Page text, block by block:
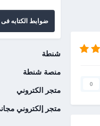
0
ضوابط الكتابه فى
شنطة
منصة شنطة
متجر الكتروني
متجر إلكتروني